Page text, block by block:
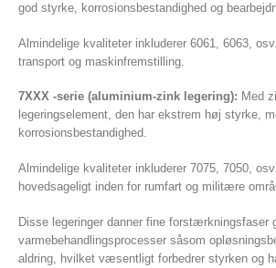
god styrke, korrosionsbestandighed og
Almindelige kvaliteter inkluderer 6061, 6063,
transport og maskinfremstilling.
7XXX -serie (aluminium-zink legering): Med
legeringselement, den har ekstrem høj styrke,
korrosionsbestandighed.
Almindelige kvaliteter inkluderer 7075, 7050,
hovedsageligt inden for rumfart og militære
Disse legeringer danner fine forstærkningsfaser
varmebehandlingsprocesser såsom
aldring, hvilket væsentligt forbedrer styrken og